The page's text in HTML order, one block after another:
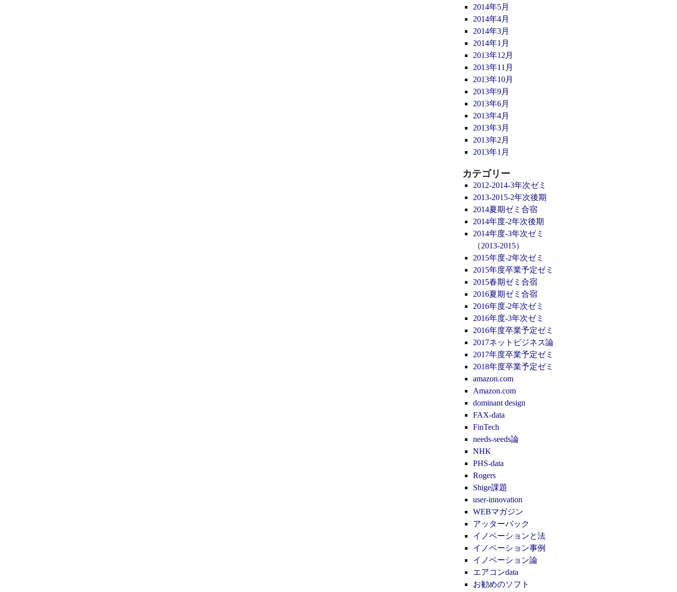
2014年5月
2014年4月
2014年3月
2014年1月
2013年12月
2013年11月
2013年10月
2013年9月
2013年6月
2013年4月
2013年3月
2013年2月
2013年1月
カテゴリー
2012-2014-3年次ゼミ
2013-2015-2年次後期
2014夏期ゼミ合宿
2014年度-2年次後期
2014年度-3年次ゼミ
（2013-2015）
2015年度-2年次ゼミ
2015年度卒業予定ゼミ
2015春期ゼミ合宿
2016夏期ゼミ合宿
2016年度-2年次ゼミ
2016年度-3年次ゼミ
2016年度卒業予定ゼミ
2017ネットビジネス論
2017年度卒業予定ゼミ
2018年度卒業予定ゼミ
amazon.com
Amazon.com
dominant design
FAX-data
FinTech
needs-seeds論
NHK
PHS-data
Rogers
Shige課題
user-innovation
WEBマガジン
アッターバック
イノベーションと法
イノベーション事例
イノベーション論
エアコンdata
お勧めのソフト